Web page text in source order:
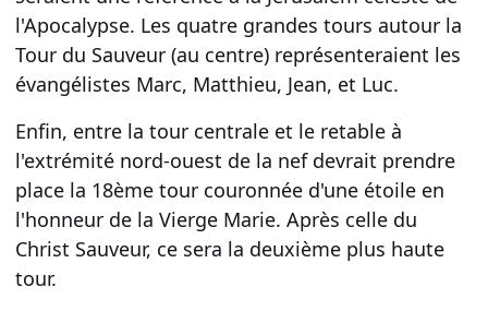
l'Apocalypse. Les quatre grandes tours autour la
Tour du Sauveur(au centre) représenteraient les
évangélistes Marc, Matthieu, Jean, et Luc.
Enfin, entre la tour centrale et le retable à
l'extrémité nord-ouest de la nef devrait prendre
place la 18ème tour couronnée d'une étoile en
l'honneur de la Vierge Marie. Après celle du
Christ Sauveur, ce sera la deuxième plus haute
tour.